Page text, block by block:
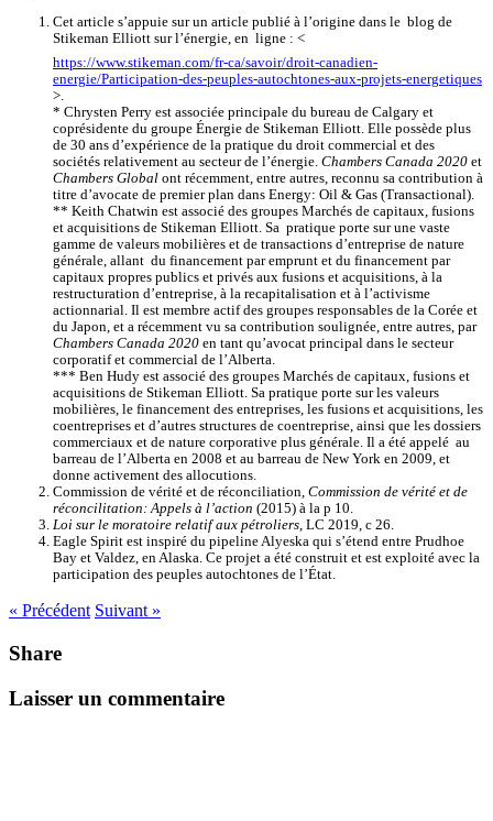
Cet article s’appuie sur un article publié à l’origine dans le blog de
Stikeman Elliott sur l’énergie, en ligne : <
https://www.stikeman.com/fr-ca/savoir/droit-canadien-
energie/Participation-des-peuples-autochtones-aux-projets-energetiques
>.
* Chrysten Perry est associée principale du bureau de Calgary et
coprésidente du groupe Énergie de Stikeman Elliott. Elle possède plus
de 30 ans d’expérience de la pratique du droit commercial et des
sociétés relativement au secteur de l’énergie. Chambers Canada 2020 et
Chambers Global ont récemment, entre autres, reconnu sa contribution à
titre d’avocate de premier plan dans Energy: Oil & Gas (Transactional).
** Keith Chatwin est associé des groupes Marchés de capitaux, fusions
et acquisitions de Stikeman Elliott. Sa pratique porte sur une vaste
gamme de valeurs mobilières et de transactions d’entreprise de nature
générale, allant du financement par emprunt et du financement par
capitaux propres publics et privés aux fusions et acquisitions, à la
restructuration d’entreprise, à la recapitalisation et à l’activisme
actionnarial. Il est membre actif des groupes responsables de la Corée et
du Japon, et a récemment vu sa contribution soulignée, entre autres, par
Chambers Canada 2020 en tant qu’avocat principal dans le secteur
corporatif et commercial de l’Alberta.
*** Ben Hudy est associé des groupes Marchés de capitaux, fusions et
acquisitions de Stikeman Elliott. Sa pratique porte sur les valeurs
mobilières, le financement des entreprises, les fusions et acquisitions, les
coentreprises et d’autres structures de coentreprise, ainsi que les dossiers
commerciaux et de nature corporative plus générale. Il a été appelé au
barreau de l’Alberta en 2008 et au barreau de New York en 2009, et
donne activement des allocutions.
Commission de vérité et de réconciliation, Commission de vérité et de
réconcilitation: Appels à l’action (2015) à la p 10.
Loi sur le moratoire relatif aux pétroliers, LC 2019, c 26.
Eagle Spirit est inspiré du pipeline Alyeska qui s’étend entre Prudhoe
Bay et Valdez, en Alaska. Ce projet a été construit et est exploité avec la
participation des peuples autochtones de l’État.
« Précédent Suivant »
Share
Laisser un commentaire